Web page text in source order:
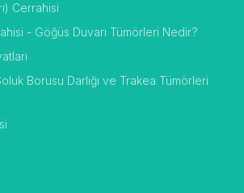
Cerrahisi
- Göğüs Duvarı Tümörleri Nedir?
Borusu Darlığı ve Trakea Tümörleri